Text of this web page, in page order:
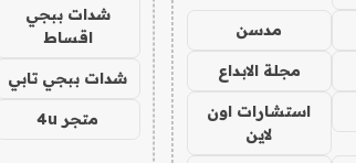
مدسن
مجلة الابداع
استشارات اون
لاين
شدات ببجي
اقساط
شدات ببجي تابي
متجر 4u